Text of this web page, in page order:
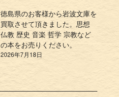
徳島県のお客様から岩波文庫を
買取させて頂きました。思想
仏教 歴史 音楽 哲学 宗教など
の本をお売りください。
2026年7月18日